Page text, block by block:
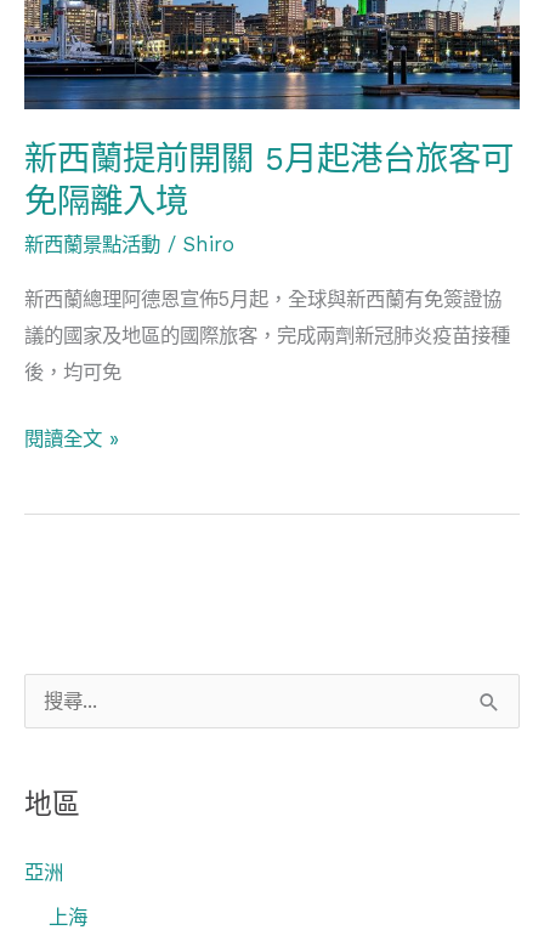
關
字
地區
亞洲
上海
新西蘭提前開關 5月起港台旅客可
免隔離入境
新西蘭景點活動 / Shiro
新西蘭總理阿德恩宣佈5月起，全球與新西蘭有免簽證協
議的國家及地區的國際旅客，完成兩劑新冠肺炎疫苗接種
後，均可免
關
5
月
港
台
旅
可
免
隔
入
閱讀全文 »